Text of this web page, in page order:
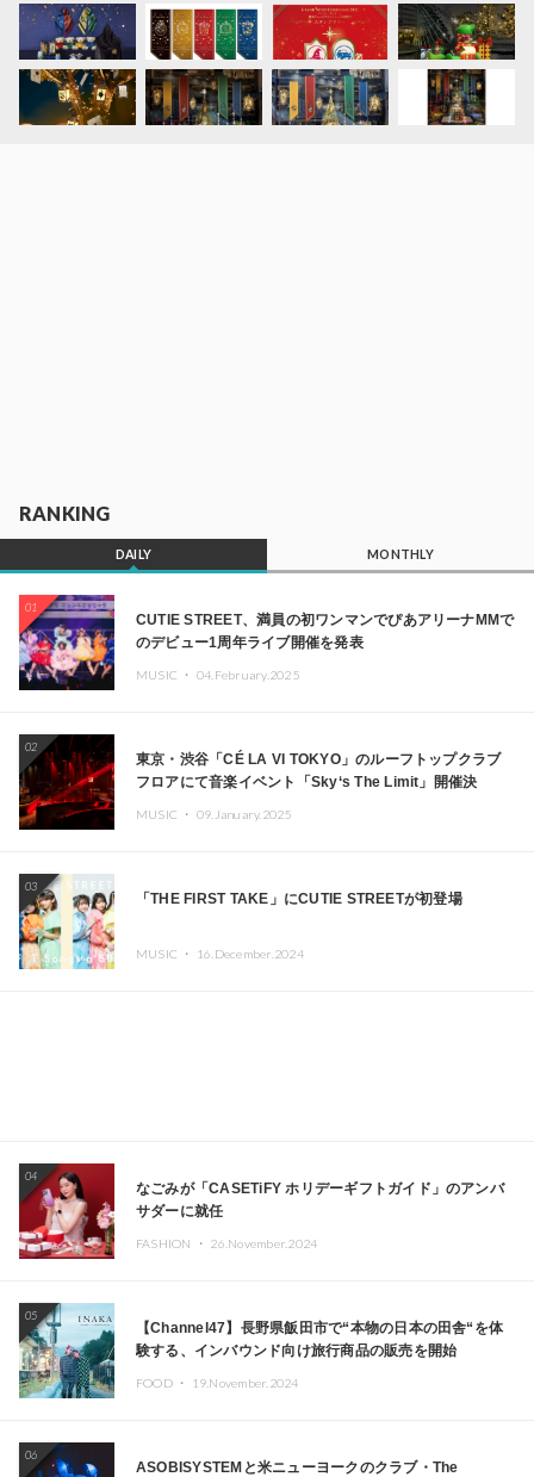
RANKING
DAILY MONTHLY
01
CUTIE STREET、満員の初ワンマンでぴあアリーナMMで
のデビュー1周年ライブ開催を発表
MUSIC ・ 04.February.2025
02
東京・渋谷「CÉ LA VI TOKYO」のルーフトップクラブ
フロアにて音楽イベント「Sky‘s The Limit」開催決
MUSIC ・ 09.January.2025
03
「THE FIRST TAKE」にCUTIE STREETが初登場
MUSIC ・ 16.December.2024
04
なごみが「CASETiFY ホリデーギフトガイド」のアンバ
サダーに就任
FASHION ・ 26.November.2024
05
【Channel47】長野県飯田市で“本物の日本の田舎“を体
験する、インバウンド向け旅行商品の販売を開始
FOOD ・ 19.November.2024
06
ASOBISYSTEMと米ニューヨークのクラブ・The